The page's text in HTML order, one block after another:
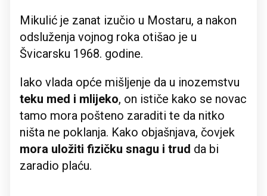
Mikulić je zanat izučio u Mostaru, a nakon
odsluženja vojnog roka otišao je u
Švicarsku 1968. godine.
Iako vlada opće mišljenje da u inozemstvu
teku med i mlijeko, on ističe kako se novac
tamo mora pošteno zaraditi te da nitko
ništa ne poklanja. Kako objašnjava, čovjek
mora uložiti fizičku snagu i trud da bi
zaradio plaću.